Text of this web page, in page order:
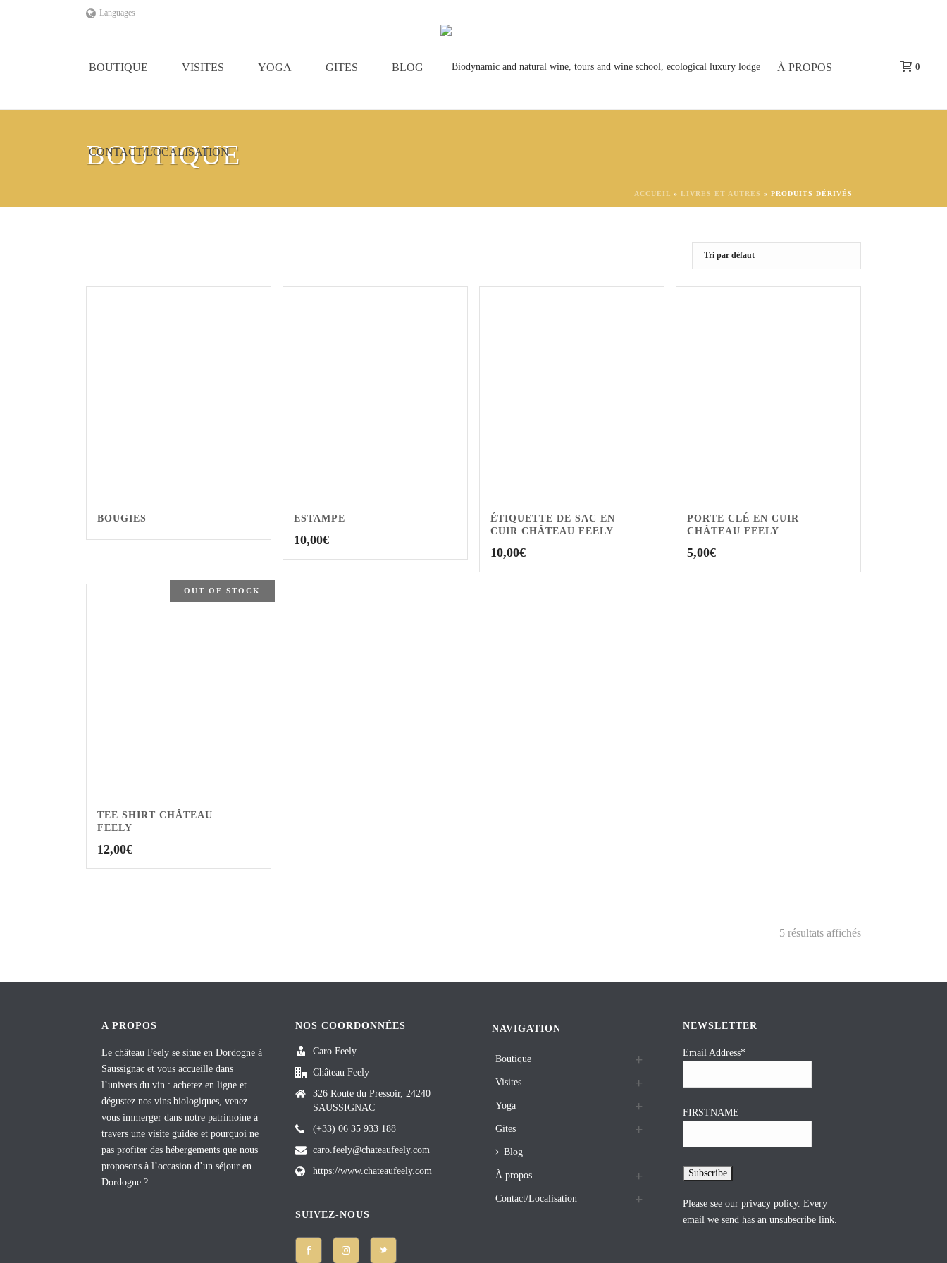
Languages
BOUTIQUE VISITES YOGA GITES BLOG À PROPOS
CONTACT/LOCALISATION
0
BOUTIQUE
ACCUEIL » LIVRES ET AUTRES » PRODUITS DÉRIVÉS
BOUGIES ESTAMPE
10,00€
ÉTIQUETTE DE SAC EN
CUIR CHÂTEAU FEELY
10,00€
PORTE CLÉ EN CUIR
CHÂTEAU FEELY
5,00€
OUT OF STOCK
TEE SHIRT CHÂTEAU
FEELY
12,00€
5 résultats affichés
A PROPOS
Le château Feely se situe en Dordogne à
Saussignac et vous accueille dans
l’univers du vin : achetez en ligne et
dégustez nos vins biologiques, venez
vous immerger dans notre patrimoine à
travers une visite guidée et pourquoi ne
pas profiter des hébergements que nous
proposons à l’occasion d’un séjour en
Dordogne ?
NOS COORDONNÉES
Caro Feely
Château Feely
326 Route du Pressoir, 24240
SAUSSIGNAC
(+33) 06 35 933 188
caro.feely@chateaufeely.com
https://www.chateaufeely.com
SUIVEZ-NOUS
NAVIGATION
Boutique
Visites
Yoga
Gites
Blog
À propos
Contact/Localisation
NEWSLETTER
Email Address*
FIRSTNAME
Please see our privacy policy. Every
email we send has an unsubscribe link.